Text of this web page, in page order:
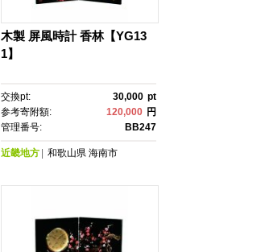
木製 屏風時計 香林【YG13
1】
交換pt: 30,000 pt
参考寄附額:
120,000 円
管理番号:
BB247
近畿地方 和歌山県 海南市